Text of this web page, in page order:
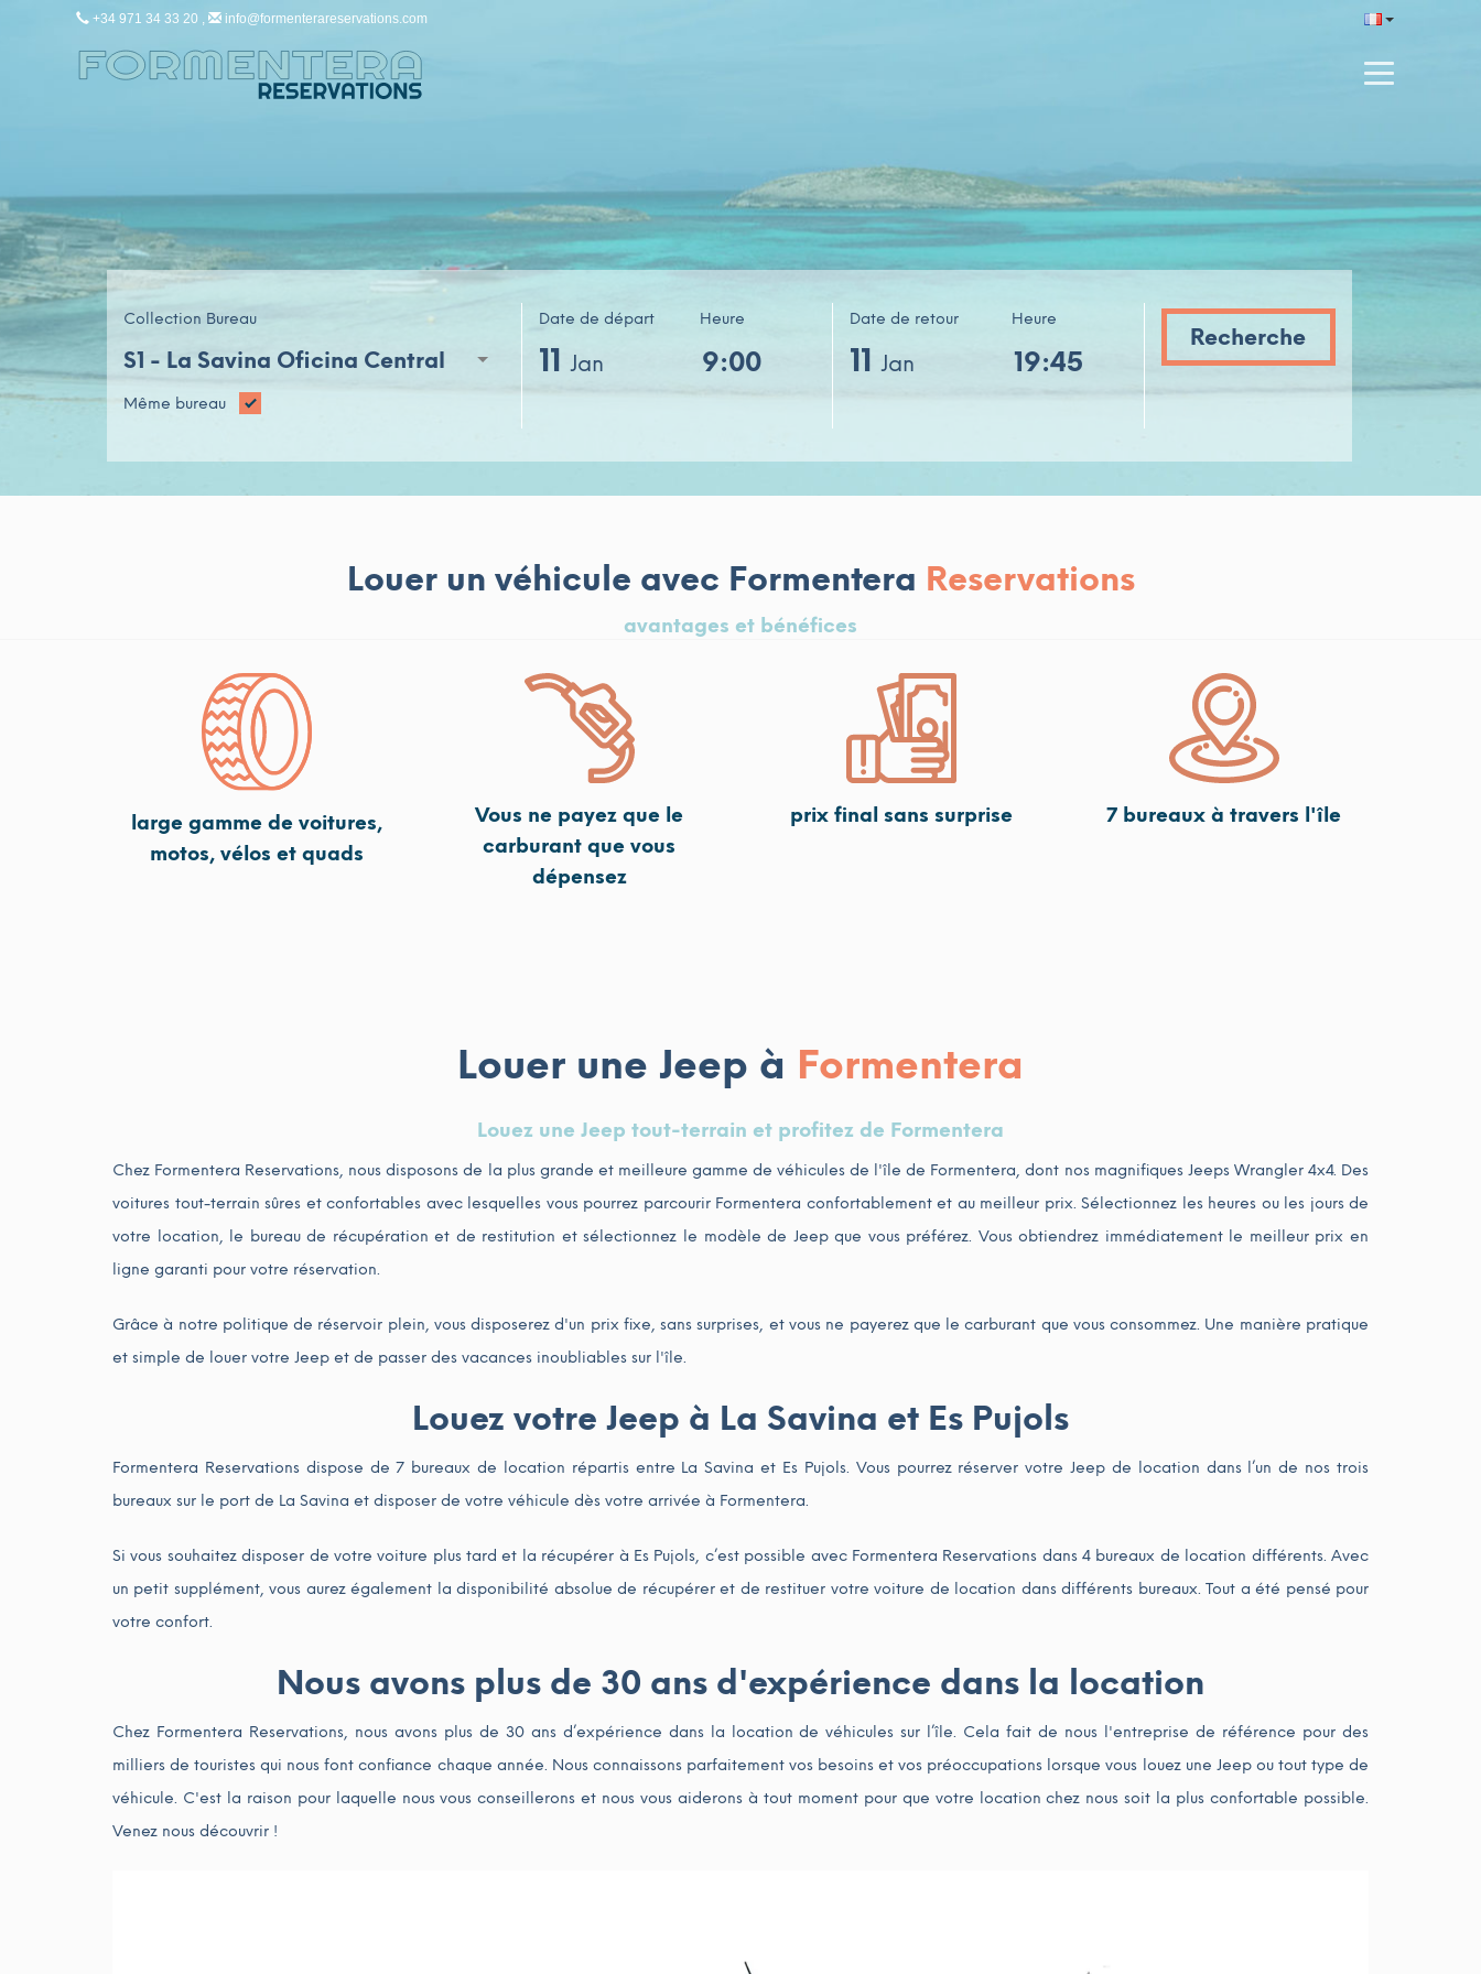
+34 971 34 33 20 , info@formenterareservations.com
Collection Bureau
S1 - La Savina Oficina Central
Même bureau
Date de départ
11 Jan
Heure Date de retour
11 Jan
Heure
Louer un véhicule avec Formentera Reservations
avantages et bénéfices
large gamme de voitures,
motos, vélos et quads
Vous ne payez que le
carburant que vous
dépensez
prix final sans surprise 7 bureaux à travers l'île
Louer une Jeep à Formentera
Louez une Jeep tout-terrain et profitez de Formentera
Chez Formentera Reservations, nous disposons de la plus grande et meilleure gamme de véhicules de l'île de Formentera, dont nos magnifiques Jeeps Wrangler 4x4. Des
voitures tout-terrain sûres et confortables avec lesquelles vous pourrez parcourir Formentera confortablement et au meilleur prix. Sélectionnez les heures ou les jours de
votre location, le bureau de récupération et de restitution et sélectionnez le modèle de Jeep que vous préférez. Vous obtiendrez immédiatement le meilleur prix en
ligne garanti pour votre réservation.
Grâce à notre politique de réservoir plein, vous disposerez d'un prix fixe, sans surprises, et vous ne payerez que le carburant que vous consommez. Une manière pratique
et simple de louer votre Jeep et de passer des vacances inoubliables sur l'île.
Louez votre Jeep à La Savina et Es Pujols
Formentera Reservations dispose de 7 bureaux de location répartis entre La Savina et Es Pujols. Vous pourrez réserver votre Jeep de location dans l’un de nos trois
bureaux sur le port de La Savina et disposer de votre véhicule dès votre arrivée à Formentera.
Si vous souhaitez disposer de votre voiture plus tard et la récupérer à Es Pujols, c’est possible avec Formentera Reservations dans 4 bureaux de location différents. Avec
un petit supplément, vous aurez également la disponibilité absolue de récupérer et de restituer votre voiture de location dans différents bureaux. Tout a été pensé pour
votre confort.
Nous avons plus de 30 ans d'expérience dans la location
Chez Formentera Reservations, nous avons plus de 30 ans d’expérience dans la location de véhicules sur l’île. Cela fait de nous l'entreprise de référence pour des
milliers de touristes qui nous font confiance chaque année. Nous connaissons parfaitement vos besoins et vos préoccupations lorsque vous louez une Jeep ou tout type de
véhicule. C'est la raison pour laquelle nous vous conseillerons et nous vous aiderons à tout moment pour que votre location chez nous soit la plus confortable possible.
Venez nous découvrir !